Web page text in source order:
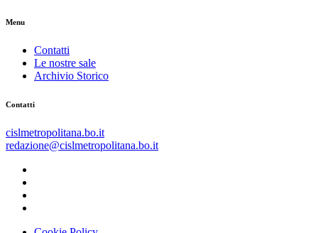
Menu
Contatti
Le nostre sale
Archivio Storico
Contatti
cislmetropolitana.bo.it
redazione@cislmetropolitana.bo.it